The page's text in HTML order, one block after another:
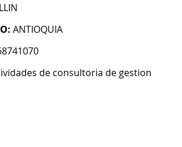
ANTIOQUIA
de consultoria de gestion